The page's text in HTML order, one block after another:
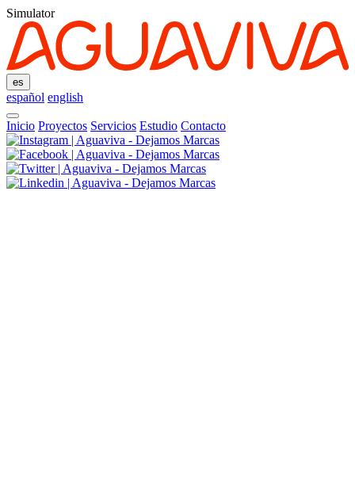
Simulator
es
español english
Inicio Proyectos Servicios Estudio Contacto